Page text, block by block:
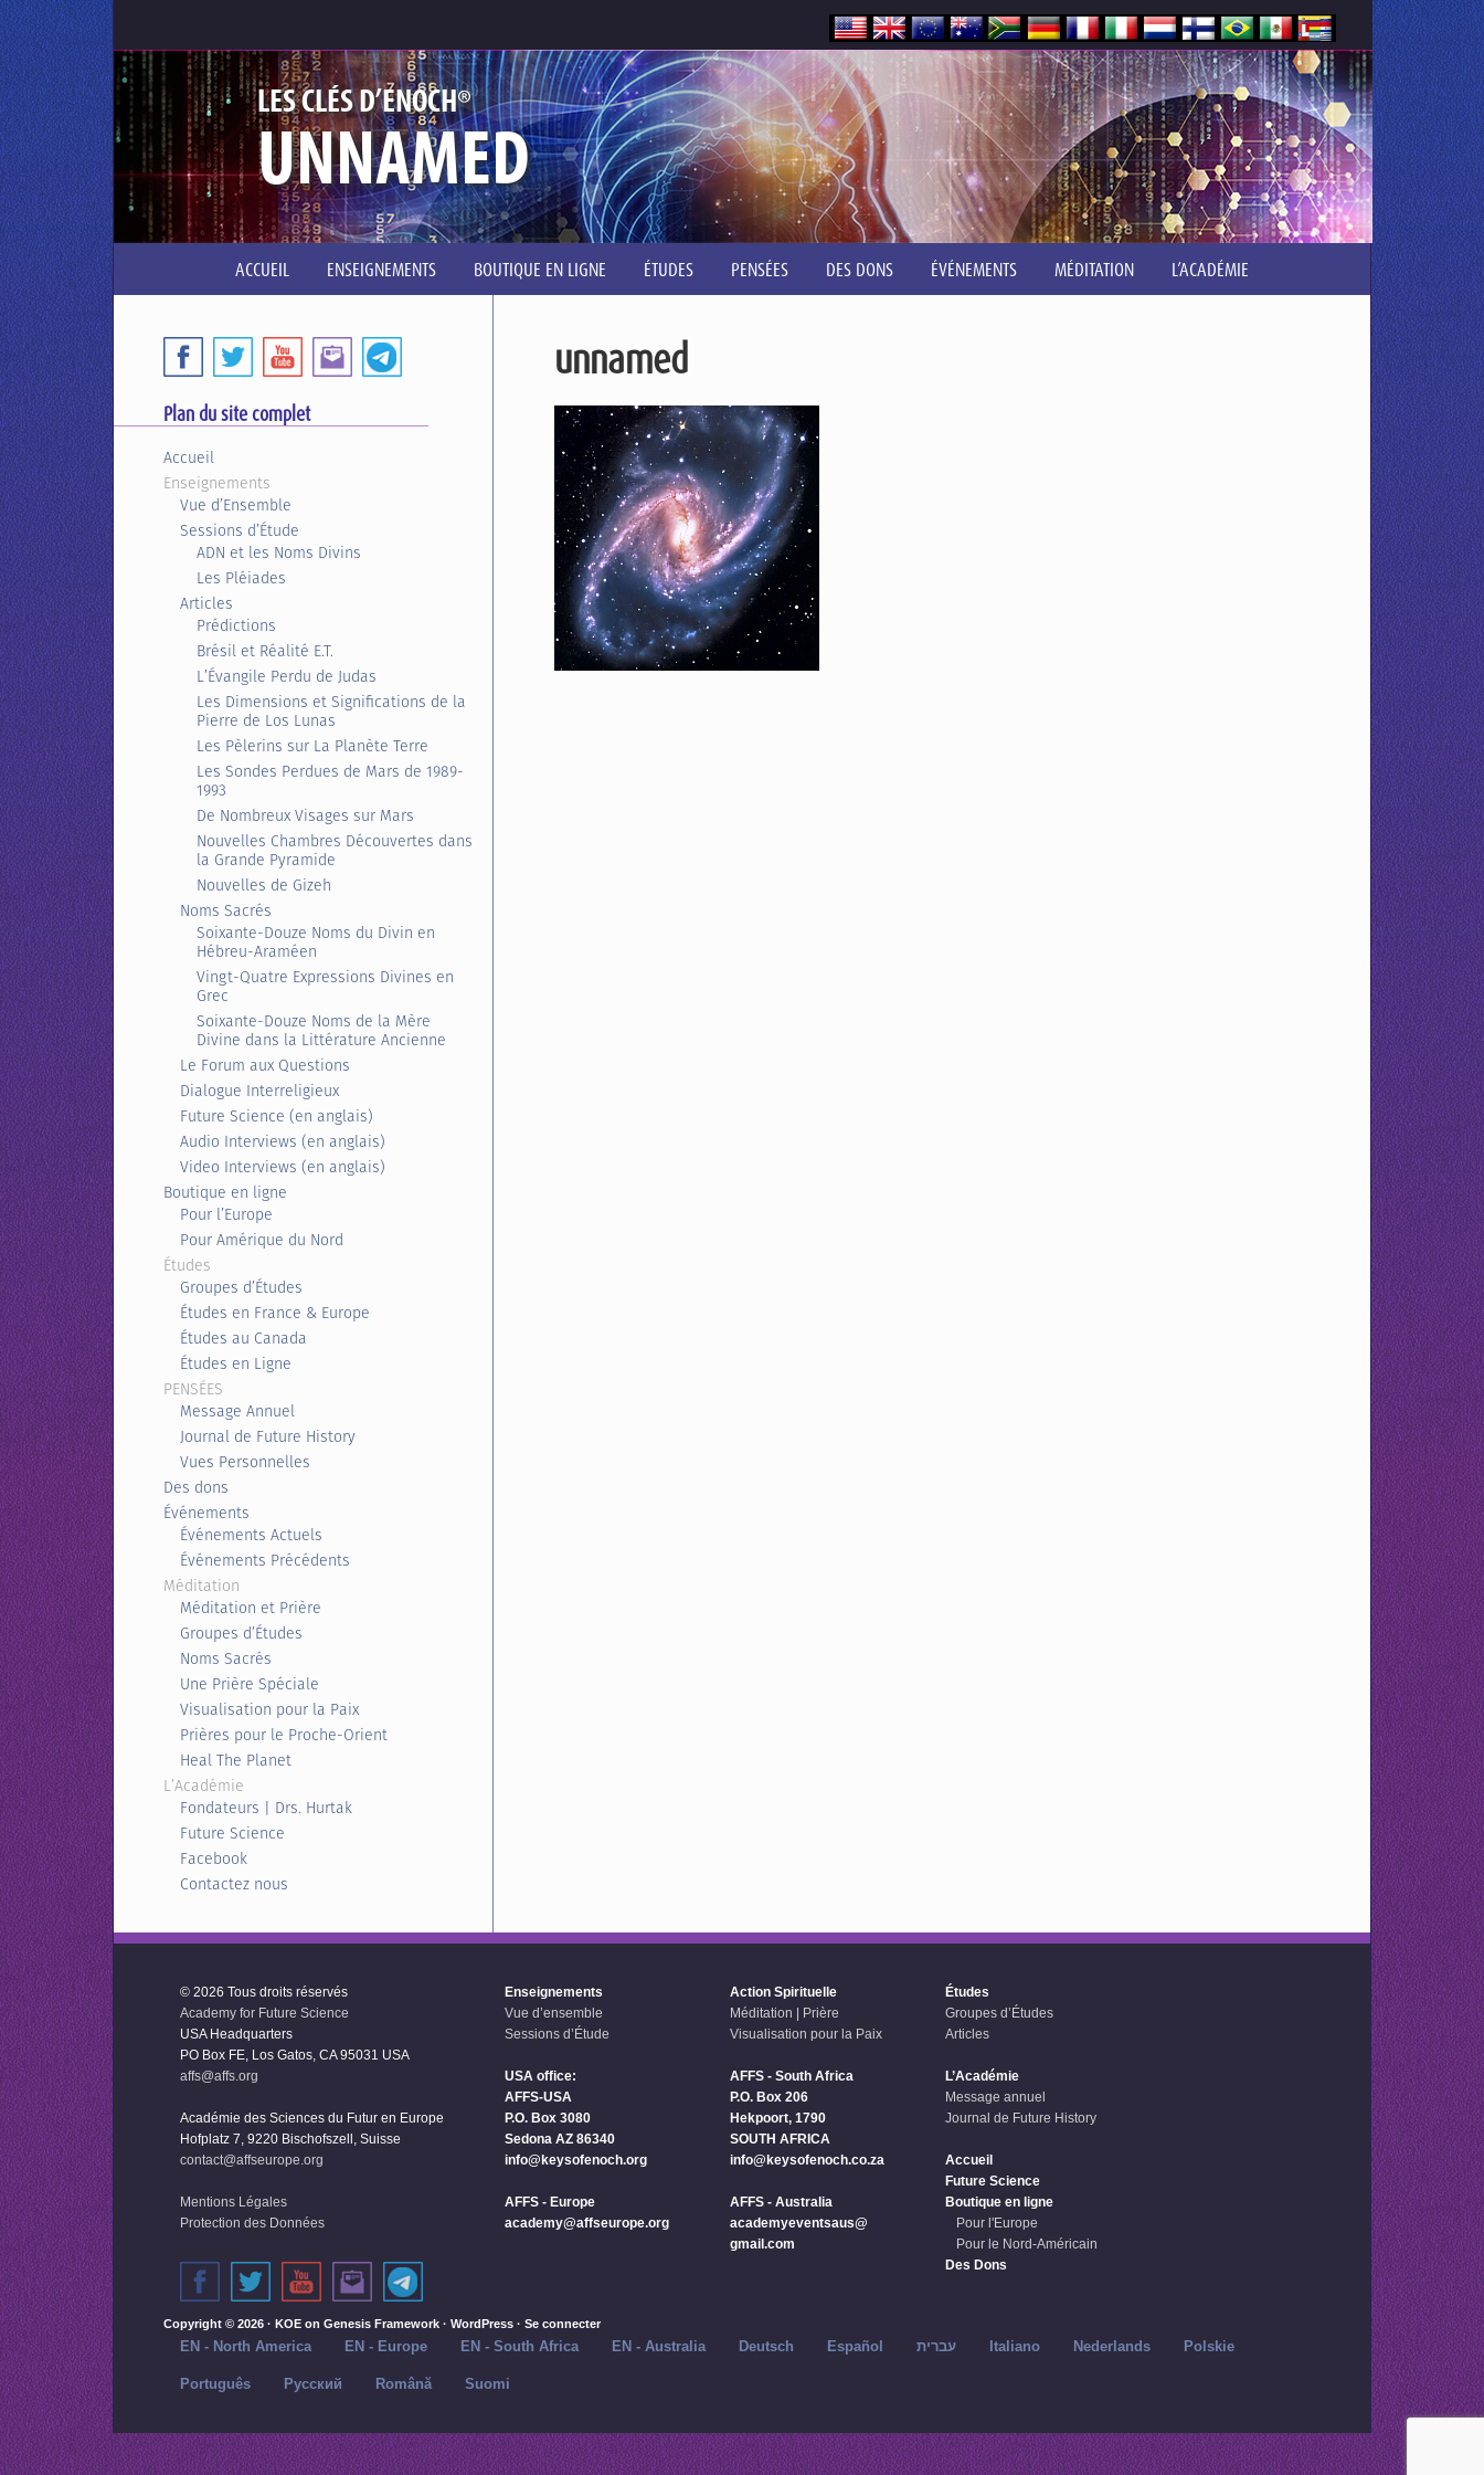
LES CLÉS D’ENOCH®
UNNAMED
ACCUEIL ENSEIGNEMENTS BOUTIQUE EN LIGNE ÉTUDES PENSÉES DES DONS ÉVÉNEMENTS MÉDITATION L’ACADÉMIE
unnamed
Plan du site complet
Accueil
Enseignements
Vue d’Ensemble
Sessions d’Étude
ADN et les Noms Divins
Les Pléiades
Articles
Prédictions
Brésil et Réalité E.T.
L’Évangile Perdu de Judas
Les Dimensions et Significations de la
Pierre de Los Lunas
Les Pèlerins sur La Planète Terre
Les Sondes Perdues de Mars de 1989-
1993
De Nombreux Visages sur Mars
Nouvelles Chambres Découvertes dans
la Grande Pyramide
Nouvelles de Gizeh
Noms Sacrés
Soixante-Douze Noms du Divin en
Hébreu-Araméen
Vingt-Quatre Expressions Divines en
Grec
Soixante-Douze Noms de la Mère
Divine dans la Littérature Ancienne
Le Forum aux Questions
Dialogue Interreligieux
Future Science (en anglais)
Audio Interviews (en anglais)
Video Interviews (en anglais)
Boutique en ligne
Pour l’Europe
Pour Amérique du Nord
Études
Groupes d’Études
Études en France & Europe
Études au Canada
Études en Ligne
PENSÉES
Message Annuel
Journal de Future History
Vues Personnelles
Des dons
Événements
Événements Actuels
Événements Précédents
Méditation
Méditation et Prière
Groupes d’Études
Noms Sacrés
Une Prière Spéciale
Visualisation pour la Paix
Prières pour le Proche-Orient
Heal The Planet
L’Académie
Fondateurs | Drs. Hurtak
Future Science
Facebook
Contactez nous
© 2026 Tous droits réservés
Academy for Future Science
USA Headquarters
PO Box FE, Los Gatos, CA 95031 USA
affs@affs.org
Académie des Sciences du Futur en Europe
Hofplatz 7, 9220 Bischofszell, Suisse
contact@affseurope.org
Mentions Légales
Protection des Données
Enseignements
Vue d’ensemble
Sessions d’Étude
USA office:
AFFS-USA
P.O. Box 3080
Sedona AZ 86340
info@keysofenoch.org
AFFS - Europe
academy@affseurope.org
Action Spirituelle
Méditation | Prière
Visualisation pour la Paix
AFFS - South Africa
P.O. Box 206
Hekpoort, 1790
SOUTH AFRICA
info@keysofenoch.co.za
AFFS - Australia
academyeventsaus@
gmail.com
Études
Groupes d’Études
Articles
L’Académie
Message annuel
Journal de Future History
Accueil
Future Science
Boutique en ligne
Pour l'Europe
Pour le Nord-Américain
Des Dons
Copyright © 2026 · KOE on Genesis Framework · WordPress · Se connecter
EN - North America EN - Europe EN - South Africa EN - Australia Deutsch Español עברית Italiano Nederlands Polskie
Português Русский‬ Română Suomi